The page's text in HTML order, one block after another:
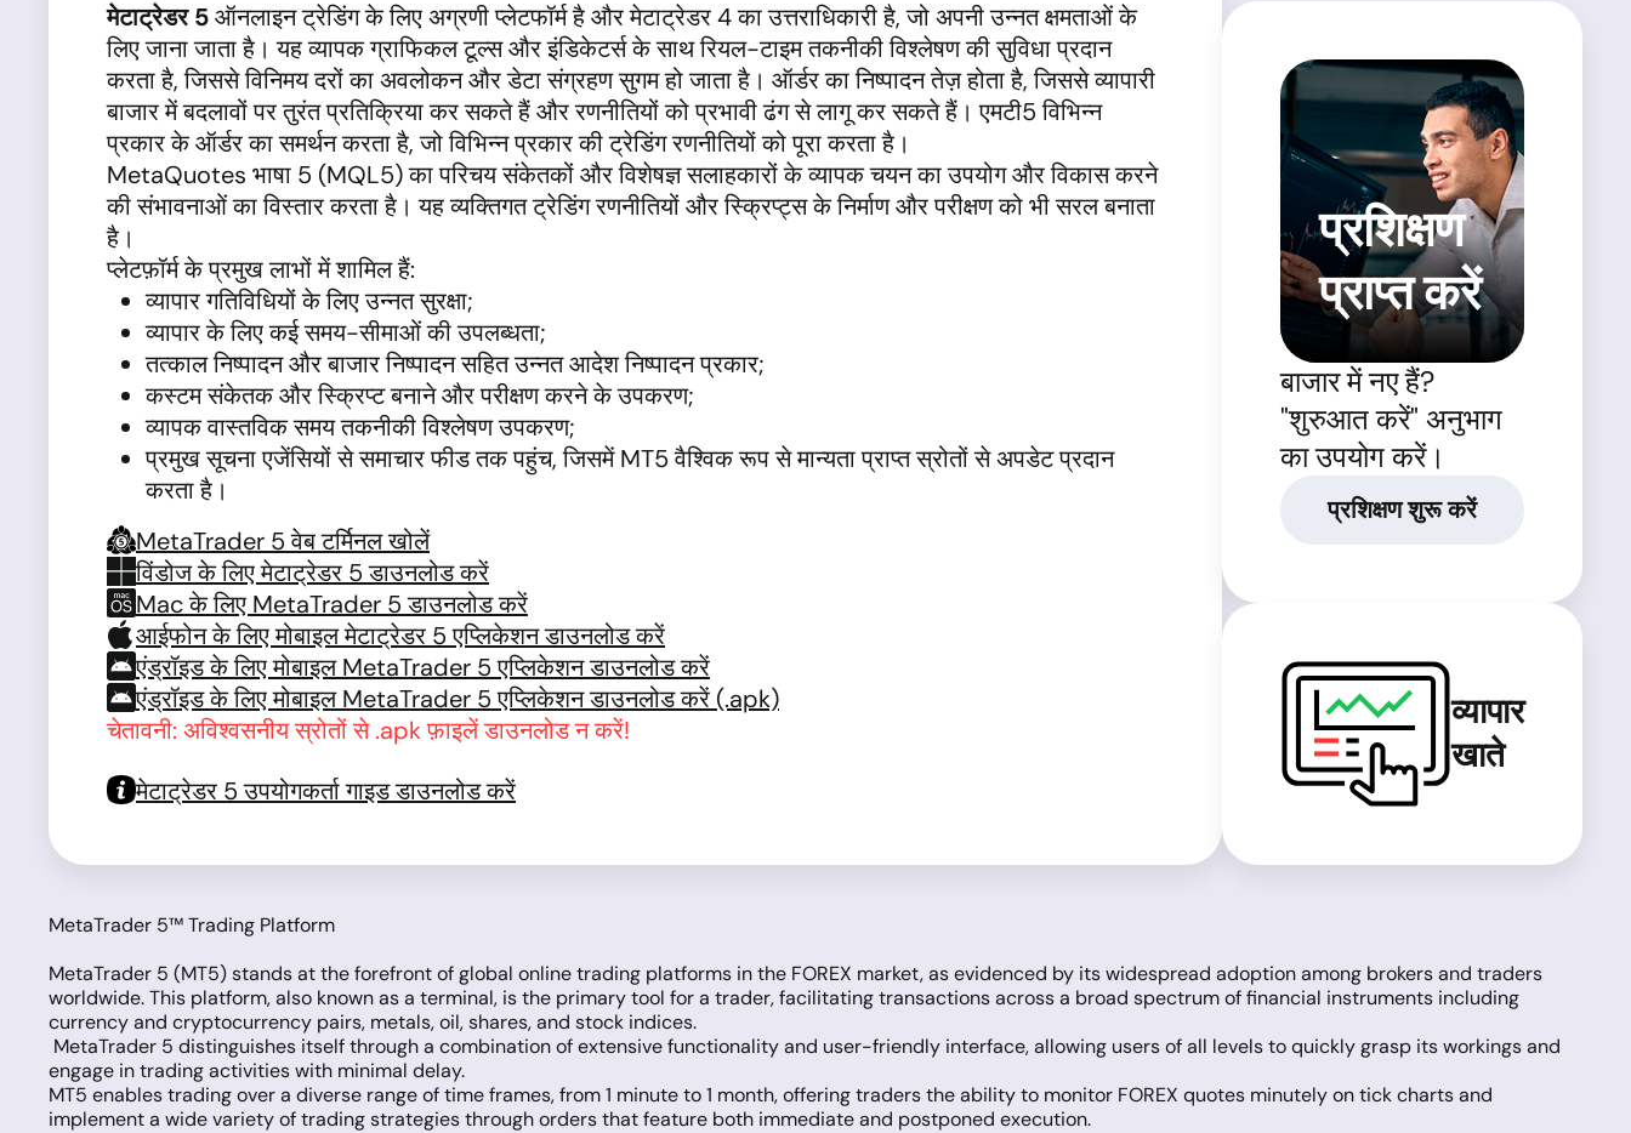
मेटाट्रेडर 5ऑनलाइन ट्रेडिंग के लिए अग्रणी प्लेटफॉर्म है और मेटाट्रेडर 4 का उत्तराधिकारी है, जो अपनी उन्नत क्षमताओं के
लिए जाना जाता है। यह व्यापक ग्राफिकल टूल्स और इंडिकेटर्स के साथ रियल-टाइम तकनीकी विश्लेषण की सुविधा प्रदान
करता है, जिससे विनिमय दरों का अवलोकन और डेटा संग्रहण सुगम हो जाता है। ऑर्डर का निष्पादन तेज़ होता है, जिससे व्यापारी
बाजार में बदलावों पर तुरंत प्रतिक्रिया कर सकते हैं और रणनीतियों को प्रभावी ढंग से लागू कर सकते हैं। एमटी5 विभिन्न
प्रकार के ऑर्डर का समर्थन करता है, जो विभिन्न प्रकार की ट्रेडिंग रणनीतियों को पूरा करता है।
MetaQuotes भाषा 5 (MQL5) का परिचय संकेतकों और विशेषज्ञ सलाहकारों के व्यापक चयन का उपयोग और विकास करने
की संभावनाओं का विस्तार करता है। यह व्यक्तिगत ट्रेडिंग रणनीतियों और स्क्रिप्ट्स के निर्माण और परीक्षण को भी सरल बनाता
है।
प्लेटफ़ॉर्म के प्रमुख लाभों में शामिल हैं:
व्यापार गतिविधियों के लिए उन्नत सुरक्षा;
व्यापार के लिए कई समय-सीमाओं की उपलब्धता;
तत्काल निष्पादन और बाजार निष्पादन सहित उन्नत आदेश निष्पादन प्रकार;
कस्टम संकेतक और स्क्रिप्ट बनाने और परीक्षण करने के उपकरण;
व्यापक वास्तविक समय तकनीकी विश्लेषण उपकरण;
प्रमुख सूचना एजेंसियों से समाचार फीड तक पहुंच, जिसमें MT5 वैश्विक रूप से मान्यता प्राप्त स्रोतों से अपडेट प्रदान
करता है।
MetaTrader 5 वेब टर्मिनल खोलें
विंडोज के लिए मेटाट्रेडर 5 डाउनलोड करें
Mac के लिए MetaTrader 5 डाउनलोड करें
आईफोन के लिए मोबाइल मेटाट्रेडर 5 एप्लिकेशन डाउनलोड करें
एंड्रॉइड के लिए मोबाइल MetaTrader 5 एप्लिकेशन डाउनलोड करें
एंड्रॉइड के लिए मोबाइल MetaTrader 5 एप्लिकेशन डाउनलोड करें (.apk)
चेतावनी: अविश्वसनीय स्रोतों से .apk फ़ाइलें डाउनलोड न करें!
मेटाट्रेडर 5 उपयोगकर्ता गाइड डाउनलोड करें
प्रशिक्षण
प्राप्त करें
बाजार में नए हैं?
"शुरुआत करें" अनुभाग
का उपयोग करें।
प्रशिक्षण शुरू करें
व्यापार
खाते
MetaTrader 5™ Trading Platform
MetaTrader 5 (MT5) stands at the forefront of global online trading platforms in the FOREX market, as evidenced by its widespread adoption among brokers and traders
worldwide. This platform, also known as a terminal, is the primary tool for a trader, facilitating transactions across a broad spectrum of financial instruments including
currency and cryptocurrency pairs, metals, oil, shares, and stock indices.
MetaTrader 5 distinguishes itself through a combination of extensive functionality and user-friendly interface, allowing users of all levels to quickly grasp its workings and
engage in trading activities with minimal delay.
MT5 enables trading over a diverse range of time frames, from 1 minute to 1 month, offering traders the ability to monitor FOREX quotes minutely on tick charts and
implement a wide variety of trading strategies through orders that feature both immediate and postponed execution.